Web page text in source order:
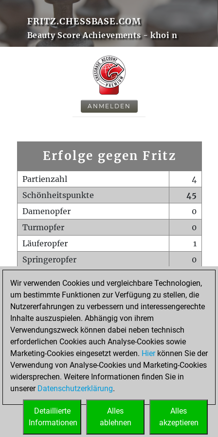
FRITZ.CHESSBASE.COM
Beauty Score Achievements - khoi n
ANMELDEN
Erfolge gegen Fritz
Partienzahl
4
Schönheitspunkte
45
Damenopfer
0
Turmopfer
0
Läuferopfer
1
Springeropfer
0
Matt auf vollem Brett
0
Bauer setzt Matt
0
Erstickte Matts
Unterverwandlungen
Türme auf der siebten
1
STARTSEITE
Wir verwenden Cookies und vergleichbare Technologien,
um bestimmte Funktionen zur Verfügung zu stellen, die
Nutzererfahrungen zu verbessern und interessengerechte
Inhalte auszuspielen. Abhängig von ihrem
Verwendungszweck können dabei neben technisch
erforderlichen Cookies auch Analyse-Cookies sowie
Marketing-Cookies eingesetzt werden. Hierkönnen Sie der
Verwendung von Analyse-Cookies und Marketing-Cookies
widersprechen. Weitere Informationen finden Sie in
unserer Datenschutzerklärung.
Alles
akzeptieren
Alles
ablehnen
Detaillierte
Informationen